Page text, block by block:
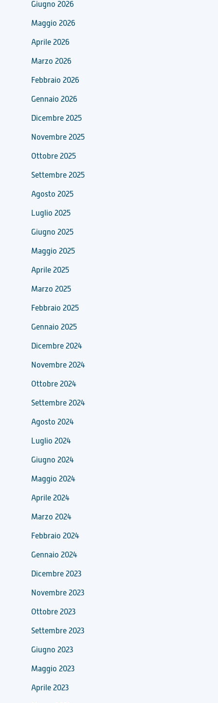
Giugno 2026
Maggio 2026
Aprile 2026
Marzo 2026
Febbraio 2026
Gennaio 2026
Dicembre 2025
Novembre 2025
Ottobre 2025
Settembre 2025
Agosto 2025
Luglio 2025
Giugno 2025
Maggio 2025
Aprile 2025
Marzo 2025
Febbraio 2025
Gennaio 2025
Dicembre 2024
Novembre 2024
Ottobre 2024
Settembre 2024
Agosto 2024
Luglio 2024
Giugno 2024
Maggio 2024
Aprile 2024
Marzo 2024
Febbraio 2024
Gennaio 2024
Dicembre 2023
Novembre 2023
Ottobre 2023
Settembre 2023
Giugno 2023
Maggio 2023
Aprile 2023